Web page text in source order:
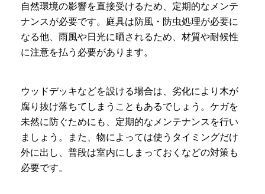
自然環境の影響を直接受けるため、定期的なメンテ
ナンスが必要です。庭具は防風・防虫処理が必要に
なる他、雨風や日光に晒されるため、材質や耐候性
に注意を払う必要があります。
ウッドデッキなどを設ける場合は、劣化により木が
腐り抜け落ちてしまうこともあるでしょう。ケガを
未然に防ぐためにも、定期的なメンテナンスを行い
ましょう。また、物によっては使うタイミングだけ
外に出し、普段は室内にしまっておくなどの対策も
必要です。